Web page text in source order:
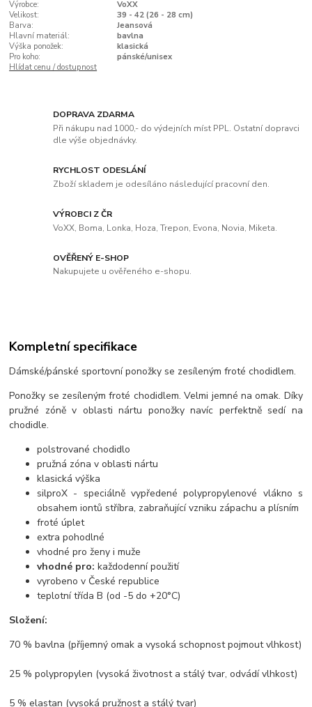
Výrobce:
VoXX
Velikost:
39 - 42 (26 - 28 cm)
Barva:
Jeansová
Hlavní materiál:
bavlna
Výška ponožek:
klasická
Pro koho:
pánské/unisex
Hlídat cenu / dostupnost
DOPRAVA ZDARMA
Při nákupu nad 1000,- do výdejních míst PPL. Ostatní dopravci
dle výše objednávky.
RYCHLOST ODESLÁNÍ
Zboží skladem je odesíláno následující pracovní den.
VÝROBCI Z ČR
VoXX, Boma, Lonka, Hoza, Trepon, Evona, Novia, Miketa.
OVĚŘENÝ E-SHOP
Nakupujete u ověřeného e-shopu.
Kompletní specifikace
Dámské/pánské sportovní ponožky se zesíleným froté chodidlem.
Ponožky se zesíleným froté chodidlem. Velmi jemné na omak. Díky
pružné zóně v oblasti nártu ponožky navíc perfektně sedí na
chodidle.
polstrované chodidlo
pružná zóna v oblasti nártu
klasická výška
silproX - speciálně vypředené polypropylenové vlákno s
obsahem iontů stříbra, zabraňující vzniku zápachu a plísním
froté úplet
extra pohodlné
vhodné pro ženy i muže
vhodné pro: každodenní použití
vyrobeno v České republice
teplotní třída B (od -5 do +20°C)
Složení:
70 % bavlna (příjemný omak a vysoká schopnost pojmout vlhkost)
25 % polypropylen (vysoká životnost a stálý tvar, odvádí vlhkost)
5 % elastan (vysoká pružnost a stálý tvar)